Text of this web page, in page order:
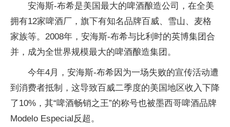
安海斯-布希是美国最大的啤酒酿造公司，在全美
拥有12家啤酒厂，旗下有知名品牌百威、雪山、麦格
家族等。2008年，安海斯-布希与比利时的英博集团合
并，成为全世界规模最大的啤酒酿造集团。
今年4月，安海斯-布希因为一场失败的宣传活动遭
到消费者抵制，这导致百威二季度的美国地区收入下降
了10%，其“啤酒畅销之王”的称号也被墨西哥啤酒品牌
Modelo Especial反超。